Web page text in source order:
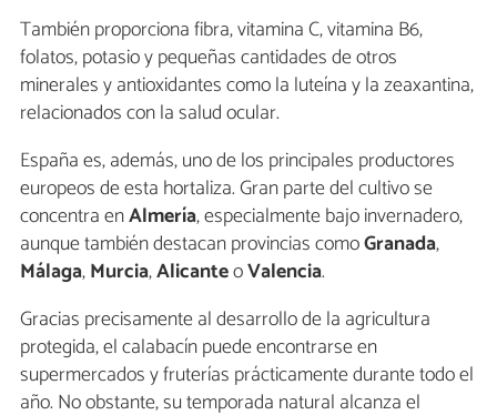
También proporciona fibra, vitamina C, vitamina B6,
folatos, potasio y pequeñas cantidades de otros
minerales y antioxidantes como la luteína y la zeaxantina,
relacionados con la salud ocular.
España es, además, uno de los principales productores
europeos de esta hortaliza. Gran parte del cultivo se
concentra enAlmería, especialmente bajo invernadero,
aunque también destacan provincias comoGranada,
Málaga,Murcia,AlicanteoValencia.
Gracias precisamente al desarrollo de la agricultura
protegida, el calabacín puede encontrarse en
supermercados y fruterías prácticamente durante todo el
año. No obstante, su temporada natural alcanza el